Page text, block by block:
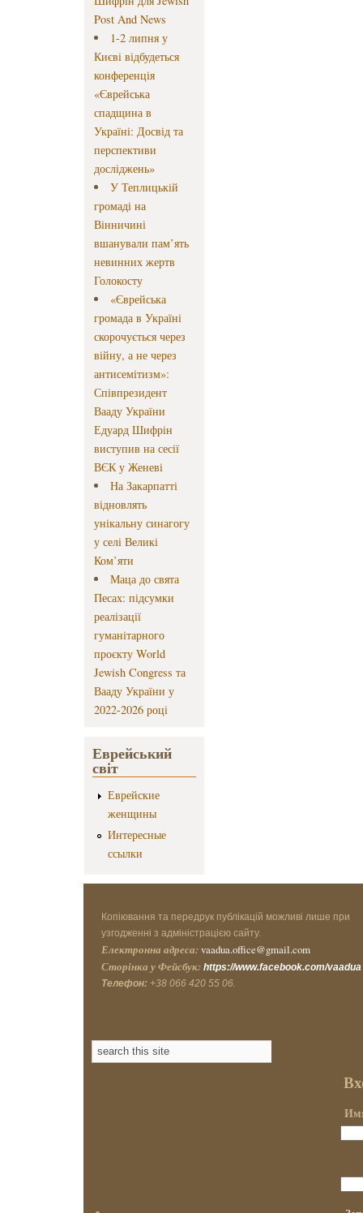
Post And News
1-2 липня у
Києві відбудеться
конференція
«Єврейська
спадщина в
Україні: Досвід та
перспективи
досліджень»
У Теплицькій
громаді на
Вінничині
вшанували пам’ять
невинних жертв
Голокосту
«Єврейська
громада в Україні
скорочується через
війну, а не через
антисемітизм»:
Співпрезидент
Вааду України
Едуард Шифрін
виступив на сесії
ВЄК у Женеві
На Закарпатті
відновлять
унікальну синагогу
у селі Великі
Ком’яти
Маца до свята
Песах: підсумки
реалізації
гуманітарного
проєкту World
Jewish Congress та
Вааду України у
2022-2026 році
Еврейський
світ
Еврейские
женщины
Интересные
ссылки
Копіювання та передрук публікацій можливі лише при
узгодженні з адміністрацією сайту.
Електронна адреса: vaadua.office@gmail.com
Сторінка у Фейсбук: https://www.facebook.com/vaadua
Телефон: +38 066 420 55 06.